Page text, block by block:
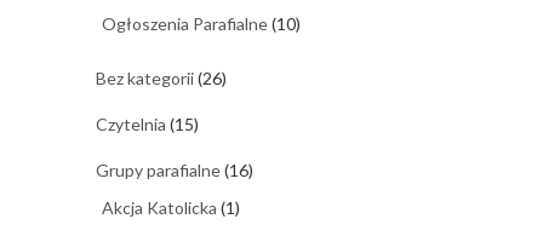
Ogłoszenia Parafialne(10)
Bez kategorii(26)
Czytelnia (15)
Grupy parafialne(16)
Akcja Katolicka (1)